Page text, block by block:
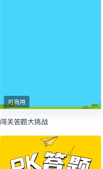
可商用
闯关答题大挑战